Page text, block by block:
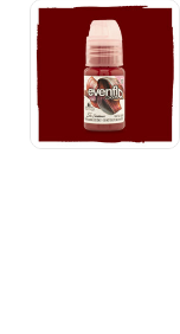
Цена
Количество